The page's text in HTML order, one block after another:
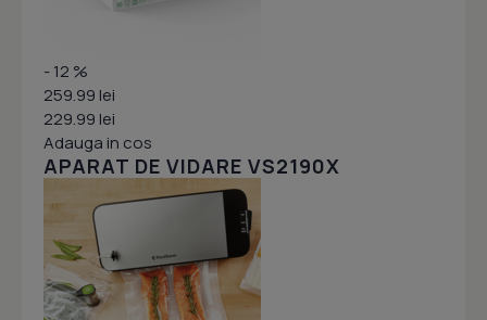
- 12 %
259.99 lei
229.99 lei
Adauga in cos
APARAT DE VIDARE VS2190X